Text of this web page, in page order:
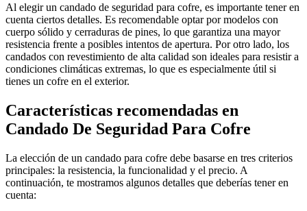
Al elegir un candado de seguridad para cofre, es importante tener en
cuenta ciertos detalles. Es recomendable optar por modelos con
cuerpo sólido y cerraduras de pines, lo que garantiza una mayor
resistencia frente a posibles intentos de apertura. Por otro lado, los
candados con revestimiento de alta calidad son ideales para resistir a
condiciones climáticas extremas, lo que es especialmente útil si
tienes un cofre en el exterior.
Características recomendadas en
Candado De Seguridad Para Cofre
La elección de un candado para cofre debe basarse en tres criterios
principales: la resistencia, la funcionalidad y el precio. A
continuación, te mostramos algunos detalles que deberías tener en
cuenta: